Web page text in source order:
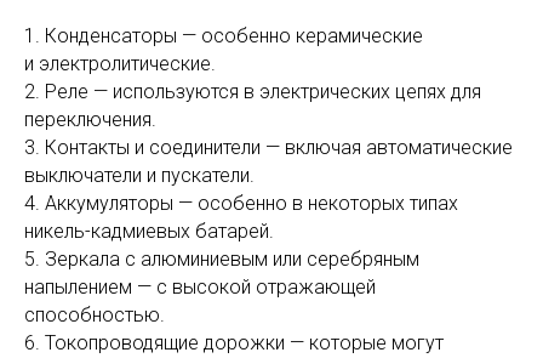
1. Конденсаторы — особенно керамические
и электролитические.
2. Реле — используются в электрических цепях для
переключения.
3. Контакты и соединители — включая автоматические
выключатели и пускатели.
4. Аккумуляторы — особенно в некоторых типах
никель-кадмиевых батарей.
5. Зеркала с алюминиевым или серебряным
напылением — с высокой отражающей
способностью.
6. Токопроводящие дорожки — которые могут